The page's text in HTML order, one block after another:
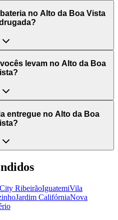
no Alto da Boa Vista
levam no Alto da Boa
entregue no Alto da Boa
City RibeirãoIguatemiVila
Jardim CalifórniaNova